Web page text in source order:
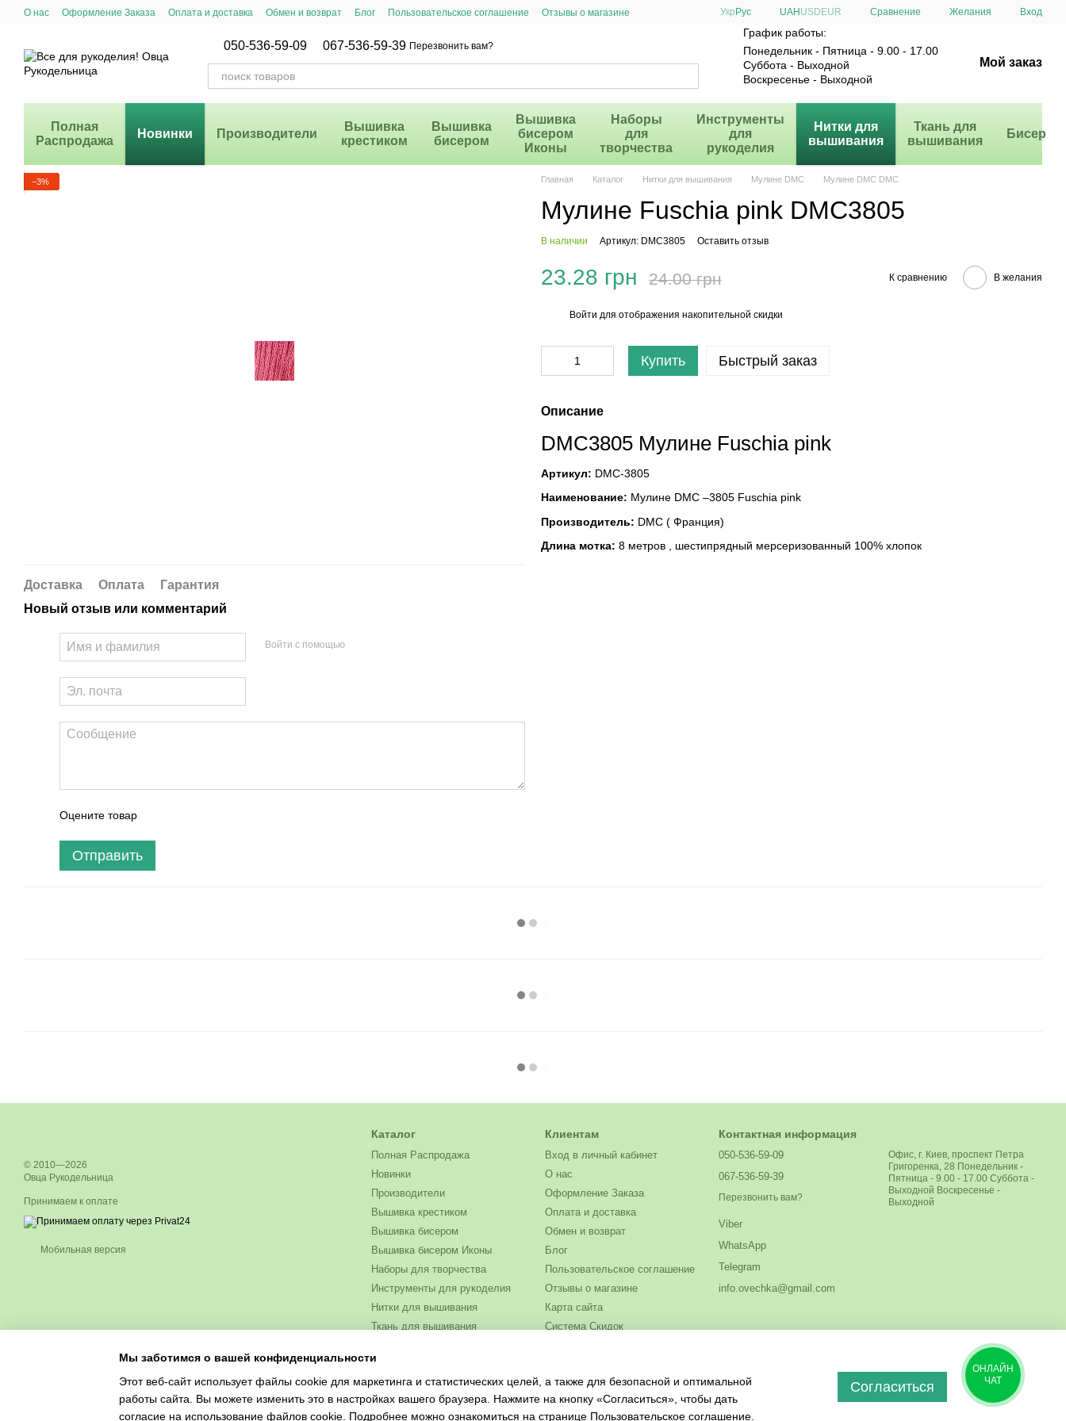
Перейти к основному контенту
О нас Оформление Заказа Оплата и доставка Обмен и возврат Блог Пользовательское соглашение
Отзывы о магазине
Укр Рус UAH USD EUR Сравнение Желания Вход
050-536-59-09 067-536-59-39 Перезвонить вам?
График работы:
Понедельник - Пятница - 9.00 - 17.00
Суббота - Выходной
Воскресенье - Выходной
Мой заказ
Полная
Распродажа
Новинки Производители
Вышивка
крестиком
Вышивка
бисером
Вышивка
бисером
Иконы
Наборы
для
творчества
Инструменты
для
рукоделия
Нитки для
вышивания
Ткань для
вышивания
Бисер
−3%
Доставка Оплата
Гарантия
Новый отзыв или комментарий
Войти с помощью
Оцените товар
Отправить
Главная Каталог Нитки для вышивания Мулине DMC Мулине DMC DMC
Мулине Fuschia pink DMC3805
В наличии Артикул: DMC3805 Оставить отзыв
23.28 грн 24.00 грн К сравнению В желания
Войти для отображения накопительной скидки
Купить Быстрый заказ
Описание
DMC3805 Мулине Fuschia pink
Артикул: DMC-3805
Наименование: Мулине DMC –3805 Fuschia pink
Производитель: DMC ( Франция)
Длина мотка: 8 метров , шестипрядный мерсеризованный 100% хлопок
© 2010—2026
Овца Рукодельница
Принимаем к оплате
Мобильная версия
Каталог
Полная Распродажа
Новинки
Производители
Вышивка крестиком
Вышивка бисером
Вышивка бисером Иконы
Наборы для творчества
Инструменты для рукоделия
Нитки для вышивания
Ткань для вышивания
Одежда и текстиль
Журналы для рукоделия
Клиентам
Вход в личный кабинет
О нас
Оформление Заказа
Оплата и доставка
Обмен и возврат
Блог
Пользовательское соглашение
Отзывы о магазине
Карта сайта
Система Скидок
Контактная информация
050-536-59-09
067-536-59-39
Перезвонить вам?
Viber
WhatsApp
Telegram
info.ovechka@gmail.com
Офис, г. Киев, проспект Петра
Григоренка, 28 Понедельник -
Пятница - 9.00 - 17.00 Суббота -
Выходной Воскресенье -
Выходной
Мы заботимся о вашей конфиденциальности
Этот веб-сайт использует файлы cookie для маркетинга и статистических целей, а также для безопасной и оптимальной
работы сайта. Вы можете изменить это в настройках вашего браузера. Нажмите на кнопку «Согласиться», чтобы дать
согласие на использование файлов cookie. Подробнее можно ознакомиться на странице Пользовательское соглашение
Согласиться
ОНЛАЙН
ЧАТ